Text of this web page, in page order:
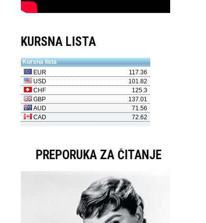
KURSNA LISTA
PREPORUKA ZA ČITANJE